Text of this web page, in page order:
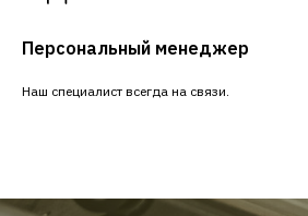
Персональный менеджер
Наш специалист всегда на связи.